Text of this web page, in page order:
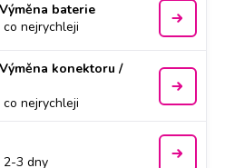
baterie
co nejrychleji
konektoru /
co nejrychleji
2-3 dny